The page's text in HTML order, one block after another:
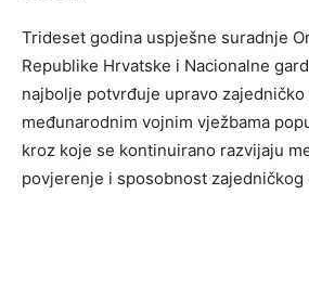
Trideset godina uspješne suradnje
Republike Hrvatske i Nacionalne
najbolje potvrđuje upravo
međunarodnim vojnim vježbama
kroz koje se kontinuirano razvijaju
povjerenje i sposobnost zajedničkog